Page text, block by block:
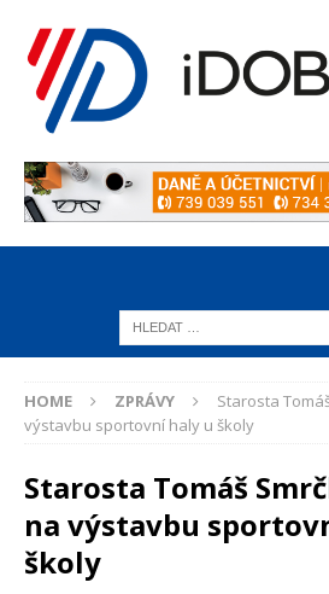
HOME ZPRÁVY
Starosta
výstavbu sportovní haly u školy
Starosta Tomáš
na výstavbu
školy